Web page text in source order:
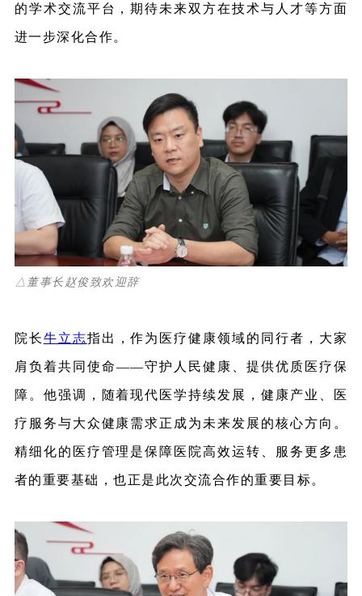
的学术交流平台，期待未来双方在技术与人才等方面
进一步深化合作。
△董事长赵俊致欢迎辞
院长牛立志指出，作为医疗健康领域的同行者，大家
肩负着共同使命——守护人民健康、提供优质医疗保
障。他强调，随着现代医学持续发展，健康产业、医
疗服务与大众健康需求正成为未来发展的核心方向。
精细化的医疗管理是保障医院高效运转、服务更多患
者的重要基础，也正是此次交流合作的重要目标。